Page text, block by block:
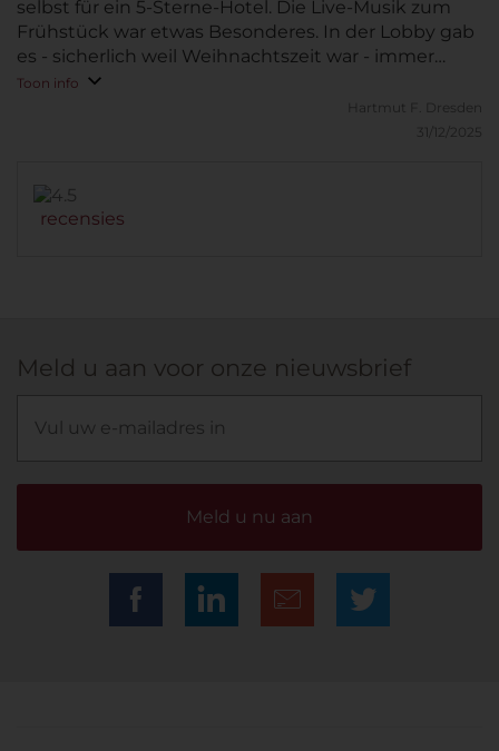
selbst für ein 5-Sterne-Hotel. Die Live-Musik zum
Frühstück war etwas Besonderes. In der Lobby gab
es - sicherlich weil Weihnachtszeit war - immer
wieder kulinarische Kleinigkeiten. Und die Bar hat
eine gute Getränkeauswahl mit leckeren
Toon info
Hartmut F.
Dresden
31/12/2025
recensies
Meld u aan voor onze nieuwsbrief
Meld u nu aan